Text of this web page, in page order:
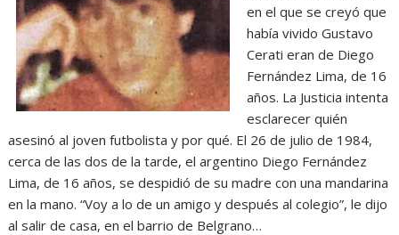
en el que se creyó que
había vivido Gustavo
Cerati eran de Diego
Fernández Lima, de 16
años. La Justicia intenta
esclarecer quién
asesinó al joven futbolista y por qué. El 26 de julio de 1984,
cerca de las dos de la tarde, el argentino Diego Fernández
Lima, de 16 años, se despidió de su madre con una mandarina
en la mano. “Voy a lo de un amigo y después al colegio”, le dijo
al salir de casa, en el barrio de Belgrano…